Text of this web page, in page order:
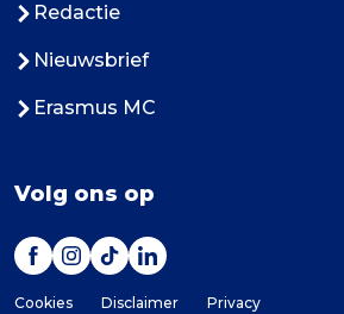
Redactie
Nieuwsbrief
Erasmus MC
Volg ons op
Cookies Disclaimer Privacy